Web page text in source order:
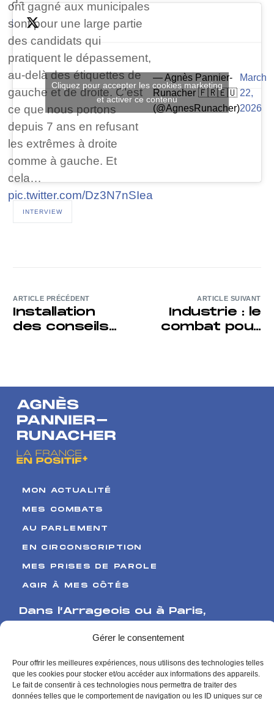
Gérer le consentement
Pour offrir les meilleures expériences, nous utilisons des technologies telles
que les cookies pour stocker et/ou accéder aux informations des appareils.
Le fait de consentir à ces technologies nous permettra de traiter des
données telles que le comportement de navigation ou les ID uniques sur ce
de…
pic.twitter.com/ph9Dii9hhh
ont gagné aux municipales
sont pour une large partie
des candidats qui
pratiquent le dépassement,
au-delà des étiquettes de
gauche et de droite. C’est
ce que nous portons
depuis 7 ans en refusant
les extrêmes à droite
comme à gauche. Et
cela…
pic.twitter.com/Dz3N7nSIea
— Agnès Pannier-
Runacher 🇫🇷🇪🇺
(@AgnesRunacher)
March
22,
2026
Cliquez pour accepter les cookies marketing
et activer ce contenu
INTERVIEW
ARTICLE PRÉCÉDENT
Installation
des conseils
ARTICLE SUIVANT
Industrie : le
combat pour
MON ACTUALITÉ
MES COMBATS
AU PARLEMENT
EN CIRCONSCRIPTION
MES PRISES DE PAROLE
AGIR À MES CÔTÉS
Dans l’Arrageois ou à Paris,
62000 Arras
126 rue de l’Université
75007 Paris